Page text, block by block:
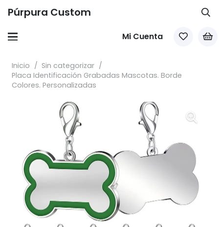
Púrpura Custom
Mi Cuenta
Inicio / Sin categorizar /
Placa Identificación Grabadas Mascotas. Borde
Colores. Personalizadas